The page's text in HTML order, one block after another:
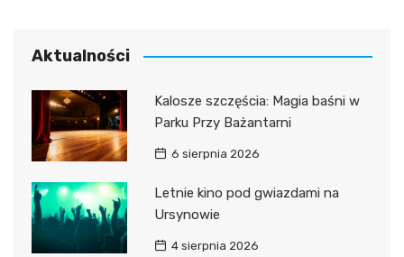
Aktualności
Kalosze szczęścia: Magia baśni w
Parku Przy Bażantarni
6 sierpnia 2026
Letnie kino pod gwiazdami na
Ursynowie
4 sierpnia 2026